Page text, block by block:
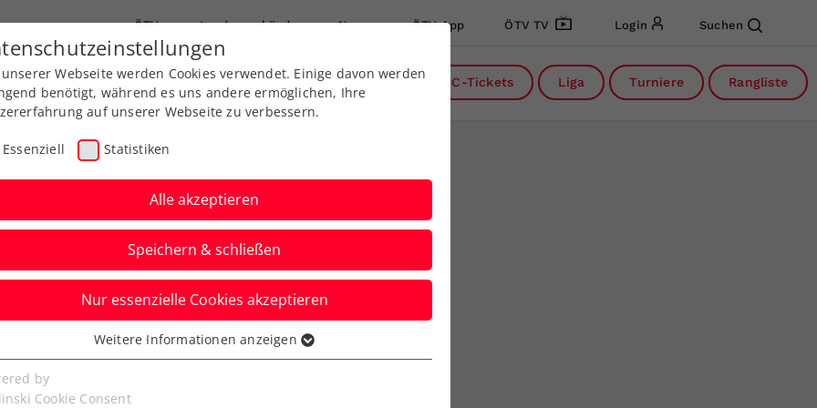
ÖTV Landesverbände News ÖTV App ÖTV TV Login Suchen
Ausbildung Services Über uns DC-Tickets Liga Turniere Rangliste
Wildcards
Österreicher-
Webseite werden Cookies verwendet. Einige davon werden
benötigt, während es uns andere ermöglichen, Ihre
auf unserer Webseite zu verbessern.
Essenziell Statistiken
Alle akzeptieren
Speichern & schließen
Nur essenzielle Cookies akzeptieren
Cookies werden für grundlegende Funktionen der
benötigt. Dadurch ist gewährleistet, dass die Webseite
Weitere Informationen anzeigen
by
Cookie Consent